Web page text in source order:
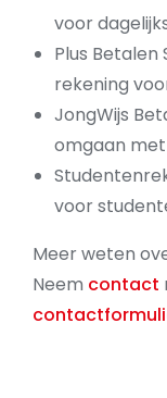
voor
Plus Betalen
rekening
JongWijs
omgaan
voor
Meer weten
Neem contact